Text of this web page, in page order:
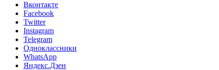
Вконтакте
Facebook
Twitter
Instagram
Telegram
Одноклассники
WhatsApp
Яндекс.Дзен